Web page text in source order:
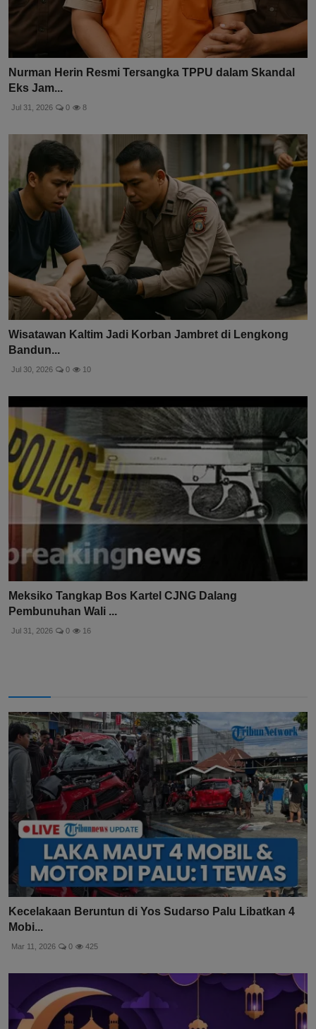
Nurman Herin Resmi Tersangka TPPU dalam Skandal
Eks Jam...
Jul 31, 2026 0 8
Wisatawan Kaltim Jadi Korban Jambret di Lengkong
Bandun...
Jul 30, 2026 0 10
Meksiko Tangkap Bos Kartel CJNG Dalang
Pembunuhan Wali ...
Jul 31, 2026 0 16
Kecelakaan Beruntun di Yos Sudarso Palu Libatkan 4
Mobi...
Mar 11, 2026 0 425